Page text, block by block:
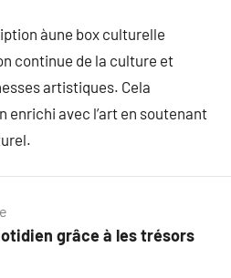
àune box culturelle
continue de la culture et
artistiques. Cela
enrichi avec l’art en soutenant
grâce à les trésors